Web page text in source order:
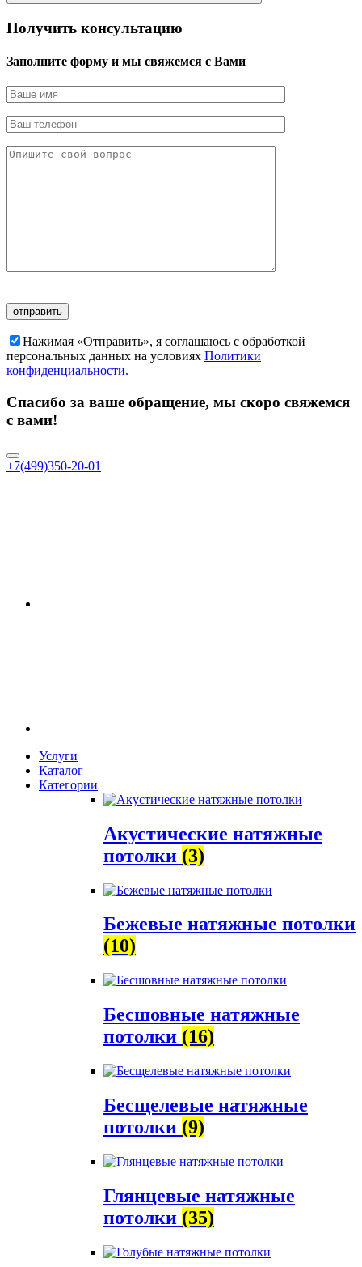
Получить консультацию
Заполните форму и мы свяжемся с Вами
Нажимая «Отправить», я соглашаюсь c обработкой
персональных данных на условиях Политики
конфиденциальности.
Спасибо за ваше обращение, мы скоро свяжемся
с вами!
+7(499)350-20-01
Услуги
Каталог
Категории
Акустические натяжные
потолки (3)
Бежевые натяжные потолки
(10)
Бесшовные натяжные
потолки (16)
Бесщелевые натяжные
потолки (9)
Глянцевые натяжные
потолки (35)